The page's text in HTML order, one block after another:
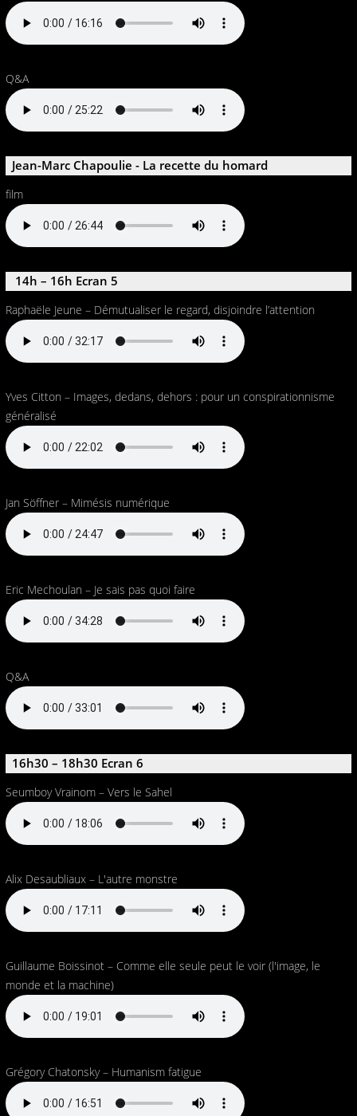
Q&A
Jean-Marc Chapoulie - La recette du homard
film
14h – 16h Ecran 5
Raphaële Jeune – Démutualiser le regard, disjoindre l’attention
Yves Citton – Images, dedans, dehors : pour un conspirationnisme
généralisé
Jan Söffner – Mimésis numérique
Eric Mechoulan – Je sais pas quoi faire
Q&A
16h30 – 18h30 Ecran 6
Seumboy Vrainom – Vers le Sahel
Alix Desaubliaux – L'autre monstre
Guillaume Boissinot – Comme elle seule peut le voir (l'image, le
monde et la machine)
Grégory Chatonsky – Humanism fatigue